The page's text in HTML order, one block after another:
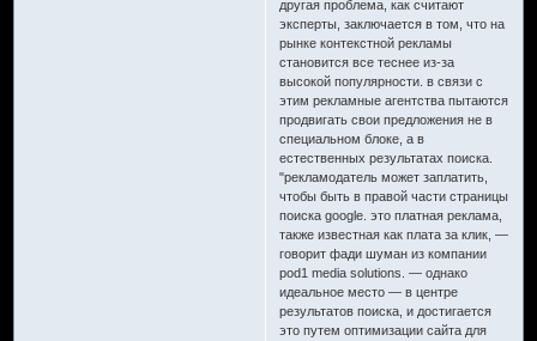
другая проблема, как считают
эксперты, заключается в том, что на
рынке контекстной рекламы
становится все теснее из-за
высокой популярности. в связи с
этим рекламные агентства пытаются
продвигать свои предложения не в
специальном блоке, а в
естественных результатах поиска.
"рекламодатель может заплатить,
чтобы быть в правой части страницы
поиска google. это платная реклама,
также известная как плата за клик, —
говорит фади шуман из компании
pod1 media solutions. — однако
идеальное место — в центре
результатов поиска, и достигается
это путем оптимизации сайта для